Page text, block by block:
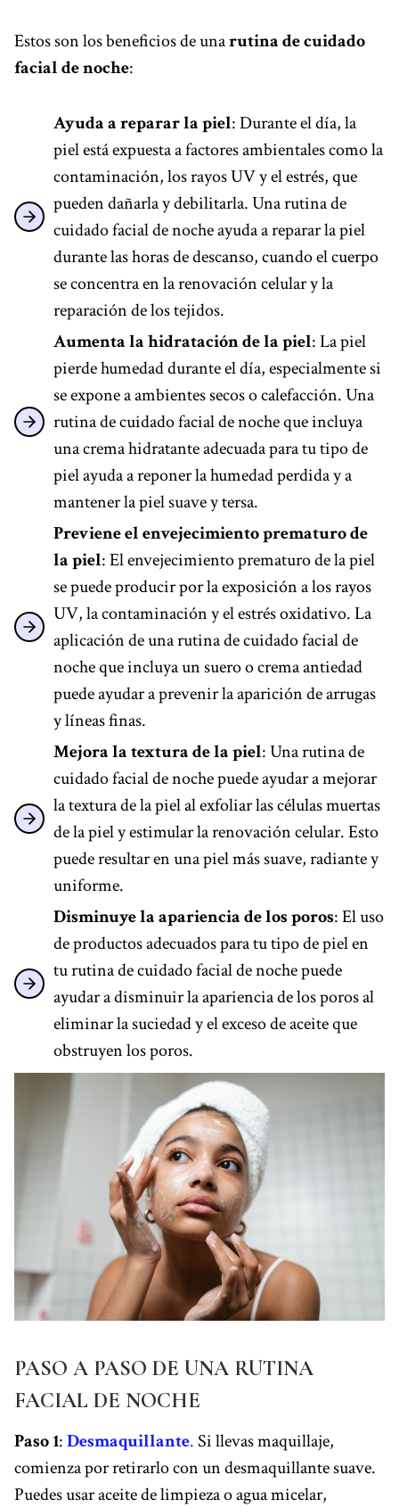
Estos son los beneficios de unarutina de cuidado
facial de noche:
Ayuda a reparar la piel: Durante el día, la
piel está expuesta a factores ambientales como la
contaminación, los rayos UV y el estrés, que
pueden dañarla y debilitarla. Una rutina de
cuidado facial de noche ayuda a reparar la piel
durante las horas de descanso, cuando el cuerpo
se concentra en la renovación celular y la
reparación de los tejidos.
Aumenta la hidratación de la piel: La piel
pierde humedad durante el día, especialmente si
se expone a ambientes secos o calefacción. Una
rutina de cuidado facial de noche que incluya
una crema hidratante adecuada para tu tipo de
piel ayuda a reponer la humedad perdida y a
mantener la piel suave y tersa.
Previene el envejecimiento prematuro de
la piel: El envejecimiento prematuro de la piel
se puede producir por la exposición a los rayos
UV, la contaminación y el estrés oxidativo. La
aplicación de una rutina de cuidado facial de
noche que incluya un suero o crema antiedad
puede ayudar a prevenir la aparición de arrugas
y líneas finas.
Mejora la textura de la piel: Una rutina de
cuidado facial de noche puede ayudar a mejorar
la textura de la piel al exfoliar las células muertas
de la piel y estimular la renovación celular. Esto
puede resultar en una piel más suave, radiante y
uniforme.
Disminuye la apariencia de los poros: El uso
de productos adecuados para tu tipo de piel en
tu rutina de cuidado facial de noche puede
ayudar a disminuir la apariencia de los poros al
eliminar la suciedad y el exceso de aceite que
obstruyen los poros.
PASO A PASO DE UNA RUTINA
FACIAL DE NOCHE
Paso 1:Desmaquillante.Si llevas maquillaje,
comienza por retirarlo con un desmaquillante suave.
Puedes usar aceite de limpieza o agua micelar,